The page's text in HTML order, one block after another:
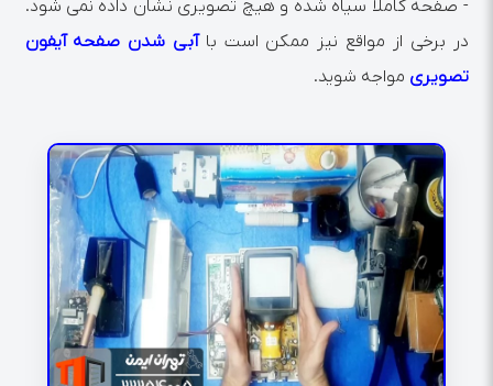
- صفحه کاملا سیاه شده و هیچ تصویری نشان داده نمی شود.
در برخی از مواقع نیز ممکن است باآبی شدن صفحه آیفون
تصویری مواجه شوید.